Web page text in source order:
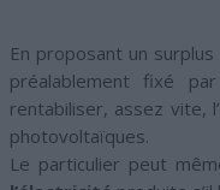
En proposant un surplus
préalablement fixé
rentabiliser, assez vite,
photovoltaïques.
Le particulier peut